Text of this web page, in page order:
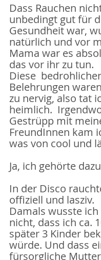
Dass Rauchen
unbedingt gut für
Gesundheit war,
natürlich und vor
Mama war es
das vor ihr zu tun.
Diese
Belehrungen
zu nervig, also tat
heimlich.
Gestrüpp mit
FreundInnen kam
was von cool und
Ja, ich gehörte
In der Disco
offiziell und lasziv.
Damals wusste
nicht, dass ich ca.
später 3 Kinder
würde. Und dass
fürsorgliche